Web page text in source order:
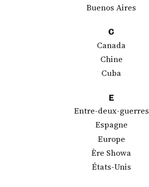
Buenos Aires
C
Canada
Chine
Cuba
E
Entre-deux-guerres
Espagne
Europe
Ère Showa
États-Unis